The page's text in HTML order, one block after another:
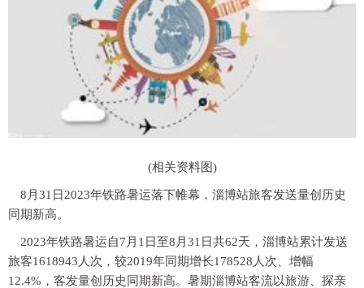
(相关资料图)
8月31日2023年铁路暑运落下帷幕，淄博站旅客发送量创历史
同期新高。
2023年铁路暑运自7月1日至8月31日共62天，淄博站累计发送
旅客1618943人次，较2019年同期增长178528人次、增幅
12.4%，客发量创历史同期新高。暑期淄博站客流以旅游、探亲